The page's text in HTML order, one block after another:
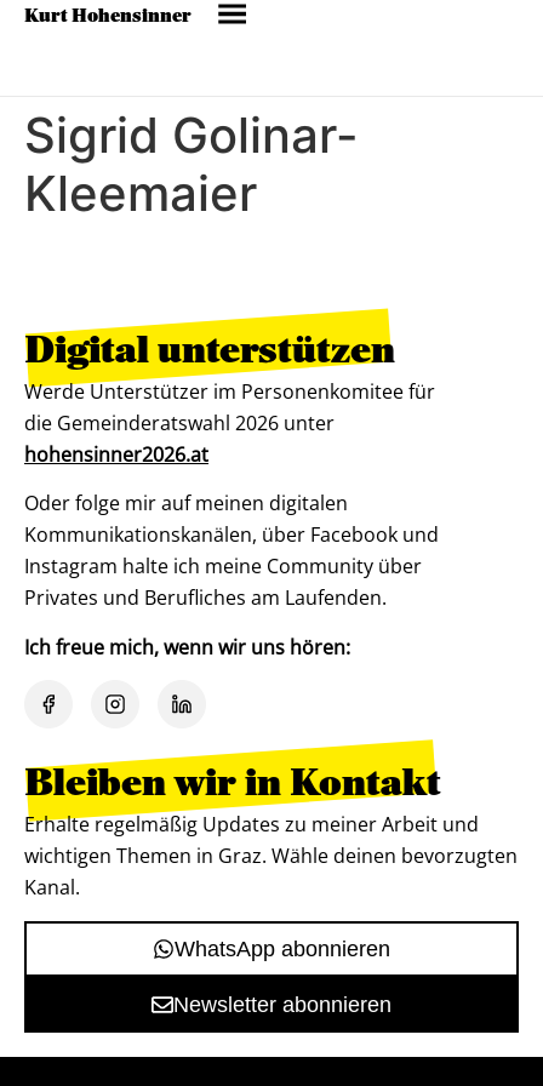
Kurt Hohensinner
Sigrid Golinar-
Kleemaier
Digital unterstützen
Werde Unterstützer im Personenkomitee für
die Gemeinderatswahl 2026 unter
hohensinner2026.at
Oder folge mir auf meinen digitalen
Kommunikationskanälen, über Facebook und
Instagram halte ich meine Community über
Privates und Berufliches am Laufenden.
Ich freue mich, wenn wir uns hören:
Bleiben wir in Kontakt
Erhalte regelmäßig Updates zu meiner Arbeit und
wichtigen Themen in Graz. Wähle deinen bevorzugten
Kanal.
WhatsApp abonnieren
Newsletter abonnieren